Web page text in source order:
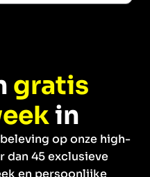
gratis
in
op onze high-
dan 45 exclusieve
en persoonlijke